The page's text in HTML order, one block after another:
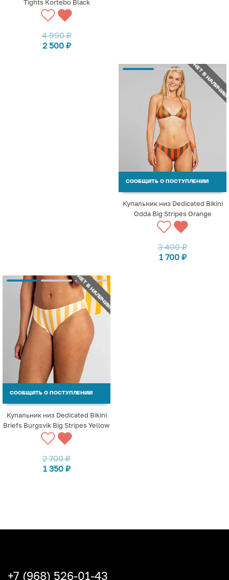
Tights Kortebo Black
4 990₽
2 500 ₽
НЕТ В НАЛИЧИИ
СООБЩИТЬ О ПОСТУПЛЕНИИ
Купальник низ Dedicated Bikini
Odda Big Stripes Orange
3 400₽
1 700 ₽
НЕТ В НАЛИЧИИ
СООБЩИТЬ О ПОСТУПЛЕНИИ
Купальник низ Dedicated Bikini
Briefs Burgsvik Big Stripes Yellow
2 700₽
1 350 ₽
+7 (968) 526-01-43